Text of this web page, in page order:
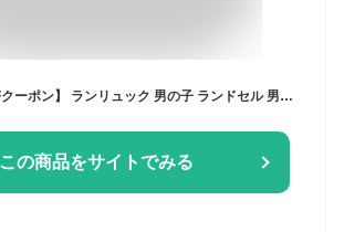
【超お得★50OFFクーポン】 ランリュック 男の子 ランドセル 男の子 女の子 ランドセル 型落ち アウトレット ラン リュック ランドセル 小学生 男の子 女の子 軽い リュック ランドセル 安い ブルー 青 水色 ネイビー ブラック 光る おしゃれ 軽量 人気 NENEKO
この商品をサイトでみる